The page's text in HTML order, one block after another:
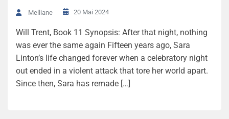
Melliane 20 Mai 2024
Will Trent, Book 11 Synopsis: After that night, nothing
was ever the same again Fifteen years ago, Sara
Linton’s life changed forever when a celebratory night
out ended in a violent attack that tore her world apart.
Since then, Sara has remade […]